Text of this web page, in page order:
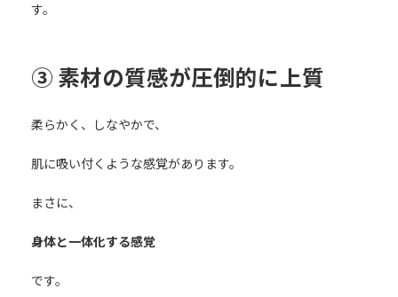
す。
③ 素材の質感が圧倒的に上質
柔らかく、しなやかで、
肌に吸い付くような感覚があります。
まさに、
身体と一体化する感覚
です。